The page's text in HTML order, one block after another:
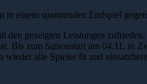
einem spannenden Endspiel
den gezeigten Leistungen
Bis zum Saisonstart am 04.11.
wieder alle Spieler fit und